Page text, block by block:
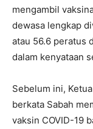
mengambil
dewasa lengkap
atau 56.6 peratus
dalam kenyataan
Sebelum ini,
berkata Sabah
vaksin COVID-19